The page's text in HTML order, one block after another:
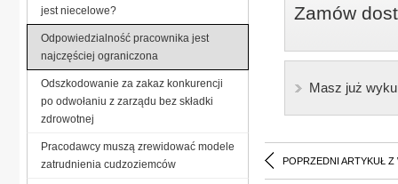
Zamów
Masz już
POPRZEDNI ARTYKUŁ Z
jest niecelowe?
Odpowiedzialność pracownika jest
najczęściej ograniczona
Odszkodowanie za zakaz konkurencji
po odwołaniu z zarządu bez składki
zdrowotnej
Pracodawcy muszą zrewidować modele
zatrudnienia cudzoziemców